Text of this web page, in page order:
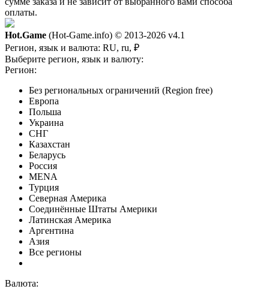
оплаты.
Hot.Game (Hot-Game.info) © 2013-2026 v4.1
Регион, язык и валюта: RU, ru, ₽
Выберите регион, язык и валюту:
Регион:
Без региональных ограничений (Region free)
Европа
Польша
Украина
СНГ
Казахстан
Беларусь
Россия
MENA
Турция
Северная Америка
Соединённые Штаты Америки
Латинская Америка
Аргентина
Азия
Все регионы
Валюта: